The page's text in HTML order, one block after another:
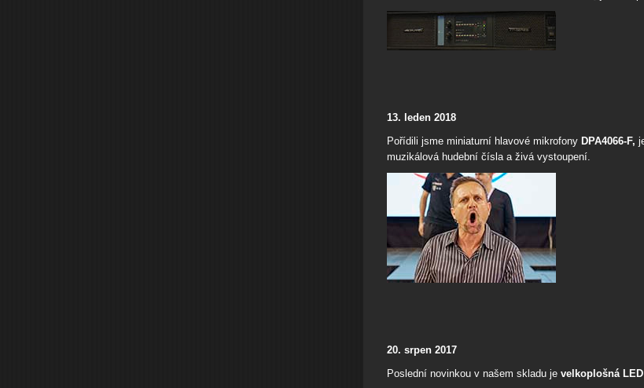
13. leden 2018
Pořídili jsme miniaturní hlavové mikrofony DPA4066-F,
muzikálová hudební čísla a živá vystoupení.
20. srpen 2017
Poslední novinkou v našem skladu je velkoplošná